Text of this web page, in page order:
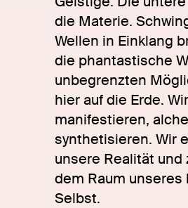
die Materie.
Wellen in Einklang
die phantastische
unbegrenzten
hier auf die Erde. Wir
manifestieren,
synthetisieren. Wir
unsere Realität und
dem Raum
Selbst.